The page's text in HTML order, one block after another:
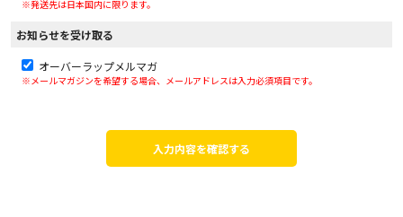
※発送先は日本国内に限ります。
お知らせを受け取る
オーバーラップメルマガ
※メールマガジンを希望する場合、メールアドレスは入力必須項目です。
入力内容を確認する